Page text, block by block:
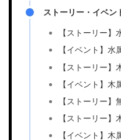
ストーリー・イベン
【ストーリー
【イベント】
【ストーリー
【イベント】
【ストーリー
【ストーリー
【イベント】